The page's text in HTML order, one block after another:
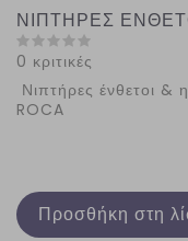
ΝΙΠΤΗΡΕΣ
0 κριτικές
Νιπτήρες ένθετοι &
ROCA
Προσθήκη στη